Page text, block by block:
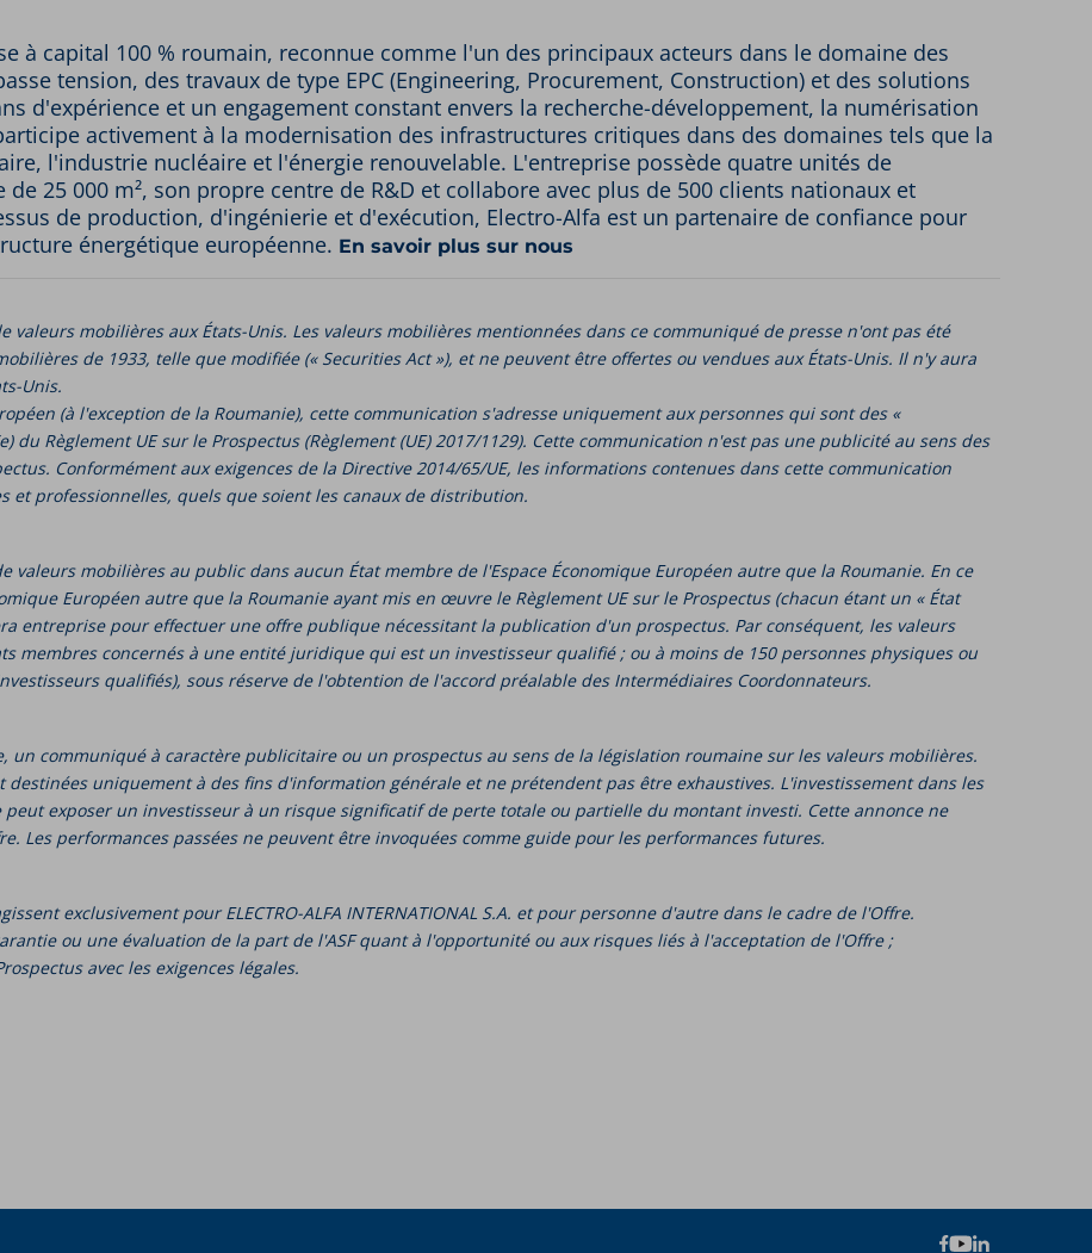
à capital 100 % roumain, reconnue comme l'un des principaux acteurs dans le domaine des
tension, des travaux de type EPC (Engineering, Procurement, Construction) et des solutions
d'expérience et un engagement constant envers la recherche-développement, la numérisation
activement à la modernisation des infrastructures critiques dans des domaines tels que la
l'industrie nucléaire et l'énergie renouvelable. L'entreprise possède quatre unités de
25 000 m², son propre centre de R&D et collabore avec plus de 500 clients nationaux et
de production, d'ingénierie et d'exécution, Electro-Alfa est un partenaire de confiance pour
énergétique européenne. En savoir plus sur nous
valeurs mobilières aux États-Unis. Les valeurs mobilières mentionnées dans ce communiqué de presse n'ont pas été
de 1933, telle que modifiée (« Securities Act »), et ne peuvent être offertes ou vendues aux États-Unis. Il n'y aura
Unis.
(à l'exception de la Roumanie), cette communication s'adresse uniquement aux personnes qui sont des «
Règlement UE sur le Prospectus (Règlement (UE) 2017/1129). Cette communication n'est pas une publicité au sens des
Conformément aux exigences de la Directive 2014/65/UE, les informations contenues dans cette communication
et professionnelles, quels que soient les canaux de distribution.
mobilières au public dans aucun État membre de l'Espace Économique Européen autre que la Roumanie. En ce
Européen autre que la Roumanie ayant mis en œuvre le Règlement UE sur le Prospectus (chacun étant un « État
entreprise pour effectuer une offre publique nécessitant la publication d'un prospectus. Par conséquent, les valeurs
membres concernés à une entité juridique qui est un investisseur qualifié ; ou à moins de 150 personnes physiques ou
qualifiés), sous réserve de l'obtention de l'accord préalable des Intermédiaires Coordonnateurs.
un communiqué à caractère publicitaire ou un prospectus au sens de la législation roumaine sur les valeurs mobilières.
uniquement à des fins d'information générale et ne prétendent pas être exhaustives. L'investissement dans les
exposer un investisseur à un risque significatif de perte totale ou partielle du montant investi. Cette annonce ne
Les performances passées ne peuvent être invoquées comme guide pour les performances futures.
agissent exclusivement pour ELECTRO-ALFA INTERNATIONAL S.A. et pour personne d'autre dans le cadre de l'Offre.
ou une évaluation de la part de l'ASF quant à l'opportunité ou aux risques liés à l'acceptation de l'Offre ;
avec les exigences légales.